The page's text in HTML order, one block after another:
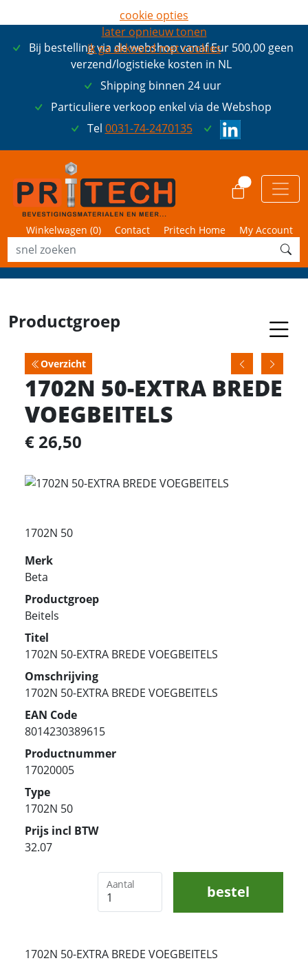
Bij bestelling via de webshop vanaf Eur 500,00 geen
verzend/logistieke kosten in NL
Shipping binnen 24 uur
Particuliere verkoop enkel via de Webshop
Tel 0031-74-2470135
Winkelwagen (0) Contact Pritech Home My Account
Productgroep
Overzicht
1702N 50-EXTRA BREDE
VOEGBEITELS
€ 26,50
1702N 50
Merk
Beta
Productgroep
Beitels
Titel
1702N 50-EXTRA BREDE VOEGBEITELS
Omschrijving
1702N 50-EXTRA BREDE VOEGBEITELS
EAN Code
8014230389615
Productnummer
17020005
Type
1702N 50
Prijs incl BTW
32.07
Aantal bestel
1702N 50-EXTRA BREDE VOEGBEITELS
cookie opties
later opnieuw tonen
ik ga akkoord met cookies